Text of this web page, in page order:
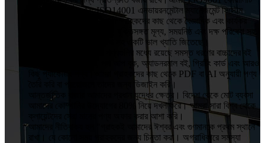
অ্যাসুরেন্স সিস্টেম এবং ISO14001 এনভায়রনমেন্টাল ম্যানেজমেন্ট সিস্টেম
প্রতিষ্ঠা করছি।VIVIBetter গ্রাহকদের কাছ থেকে বৈজ্ঞানিক এবং কার্যকর
ব্যবস্থাপনা, উচ্চ মানের পণ্য, যুক্তিসঙ্গত মূল্য, সময়নিষ্ঠ এবং দক্ষ পরিষেবা সহ
OEM এবং ODM পরিষেবা সহ একটি ভাল খ্যাতি জিতেছে।
VIVIBetter-এর প্রধান পণ্যগুলির মধ্যে রয়েছে সমস্ত ধরণের বাচ্চাদের বই
এবং সাউন্ড বুক, টাচ বুক, পপ আপ বুক, অ্যাডনরমাল বই, গ্রিটিং কার্ড এবং আরও
কিছু প্যাকেজিং পণ্য।আমরা গ্রাহকদের কাছ থেকে PDF বা AI অনুযায়ী পণ্য
তৈরি করি বা প্রয়োজনে তাদের জন্য ডিজাইন করি।
আন্তর্জাতিক বাজার আমাদের প্রধান যুদ্ধের ক্ষেত্র। বিদেশ থেকে মোট ব্যবসা
আমাদের কোম্পানির উদ্যোগের 80% নিয়ে দখল করে। আমরা সারা বিশ্ব থেকে
ক্লায়েন্টদের সেরা মানের পণ্য অফার করার আশা করি।
আমাদের নীতিবাক্য হল "গ্রাহকই আমাদের ঈশ্বর এবং গুণমানকে প্রথম স্থানে
রাখা। যে কোনো সময় গ্রাহকদের জন্য চিন্তা করা। অগ্রাধিকারে সমস্যা